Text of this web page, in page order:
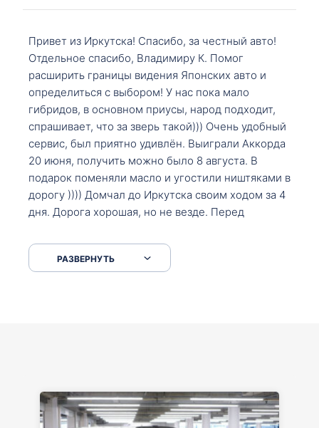
Привет из Иркутска! Спасибо, за честный авто!
Отдельное спасибо, Владимиру К. Помог
расширить границы видения Японских авто и
определиться с выбором! У нас пока мало
гибридов, в основном приусы, народ подходит,
спрашивает, что за зверь такой))) Очень удобный
сервис, был приятно удивлён. Выиграли Аккорда
20 июня, получить можно было 8 августа. В
подарок поменяли масло и угостили ништяками в
дорогу )))) Домчал до Иркутска своим ходом за 4
дня. Дорога хорошая, но не везде. Перед
серпантинах по пути следования.
РАЗВЕРНУТЬ